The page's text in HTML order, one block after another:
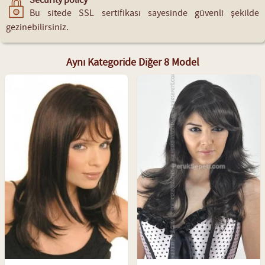
Bu sitede SSL sertifikası sayesinde güvenli şekilde
gezinebilirsiniz.
Aynı Kategoride Diğer 8 Model